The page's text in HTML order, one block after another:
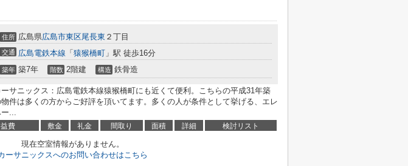
住所 広島県広島市東区尾長東 ２丁目
交通 広島電鉄本線 「 猿猴橋町 」駅 徒歩16分
築年 築7年 階数 2階建 構造 鉄骨造
ーサニックス：広島電鉄本線猿猴橋町にも近くて便利。こちらの平成31年築
件は多くの方からご好評を頂いてます。多くの人が条件として挙げる、エレ
...
費 敷金 礼金 間取り 面積 詳細 検討リスト
現在空室情報がありません。
ーサニックスへのお問い合わせはこちら